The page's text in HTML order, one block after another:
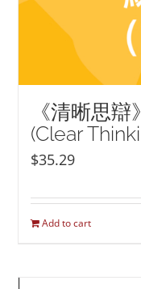
《清晰思辯
(Clear
$35.29
Add to cart